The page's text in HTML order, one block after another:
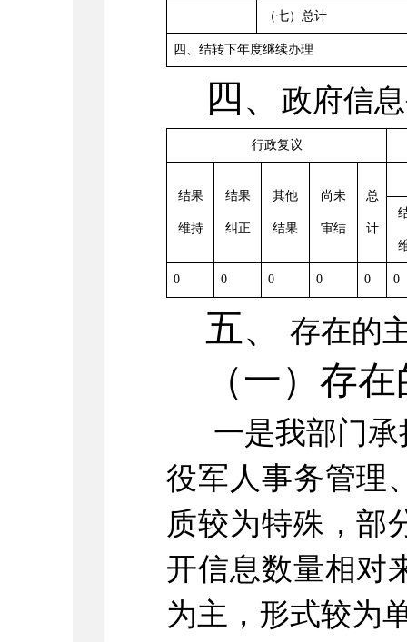
（七）总计
四、结转下年度继续办理
四、 政府信
行政复议
结果
维持
结果
纠正
其他
结果
尚未
审结
总
计
0 0 0 0 0 0
五、 存在的
（一）存
一是我部门
役军人事务管理
质较为特殊，部
开信息数量相对
为主，形式较为